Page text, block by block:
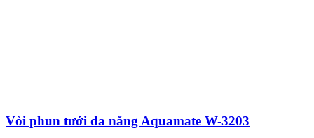
Vòi phun tưới đa năng Aquamate W-3203